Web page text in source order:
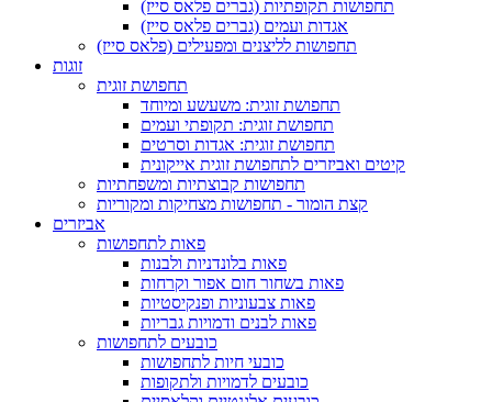
תחפושות תקופתיות (גברים פלאס סייז)
אגדות ועמים (גברים פלאס סייז)
תחפושות לליצנים ומפעילים (פלאס סייז)
זוגות
תחפושת זוגית
תחפושת זוגית: משעשע ומיוחד
תחפושת זוגית: תקופתי ועמים
תחפושת זוגית: אגדות וסרטים
קיטים ואביזרים לתחפושת זוגית אייקונית
תחפושות קבוצתיות ומשפחתיות
קצת הומור - תחפושות מצחיקות ומקוריות
אביזרים
פאות לתחפושות
פאות בלונדניות ולבנות
פאות בשחור חום אפור וקרחות
פאות צבעוניות ופנקיסטיות
פאות לבנים ודמויות גבריות
כובעים לתחפושות
כובעי חיות לתחפושות
כובעים לדמויות ולתקופות